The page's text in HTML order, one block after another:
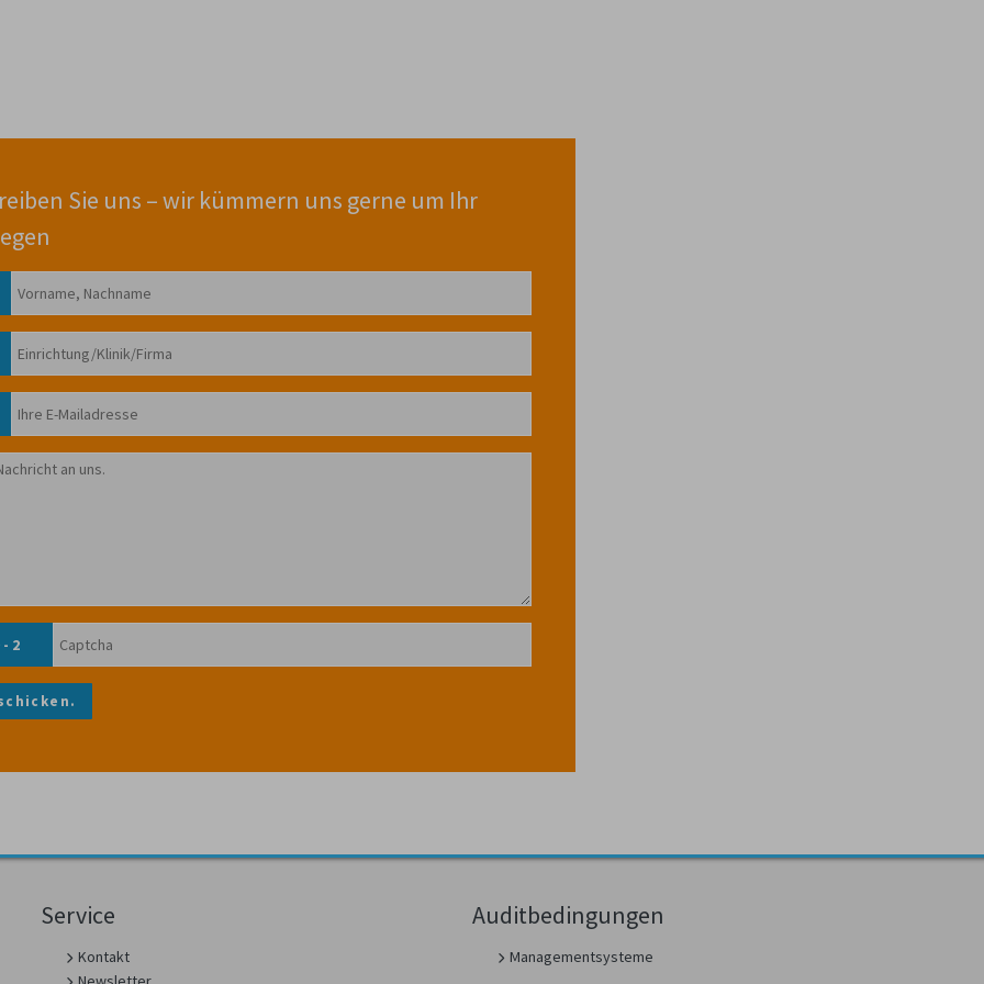
Sie uns – wir kümmern uns gerne um Ihr
- 2
Service
Kontakt
Auditbedingungen
Managementsysteme